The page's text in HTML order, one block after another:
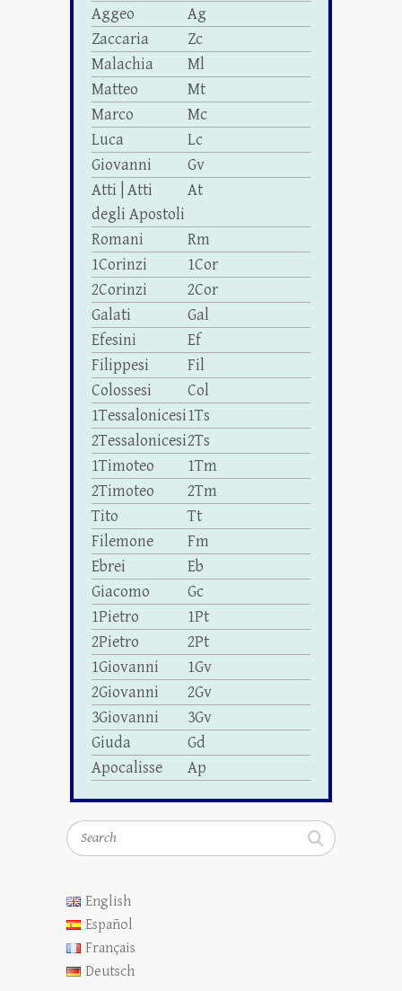
Aggeo
Ag
Zaccaria
Zc
Malachia
Ml
Matteo
Mt
Marco
Mc
Luca
Lc
Giovanni
Gv
Atti | Atti
degli Apostoli
At
Romani
Rm
1Corinzi
1Cor
2Corinzi
2Cor
Galati
Gal
Efesini
Ef
Filippesi
Fil
Colossesi
Col
1Tessalonicesi1Ts
2Tessalonicesi2Ts
1Timoteo
1Tm
2Timoteo
2Tm
Tito
Tt
Filemone
Fm
Ebrei
Eb
Giacomo
Gc
1Pietro
1Pt
2Pietro
2Pt
1Giovanni
1Gv
2Giovanni
2Gv
3Giovanni
3Gv
Giuda
Gd
Apocalisse
Ap
Search
English
Español
Français
Deutsch